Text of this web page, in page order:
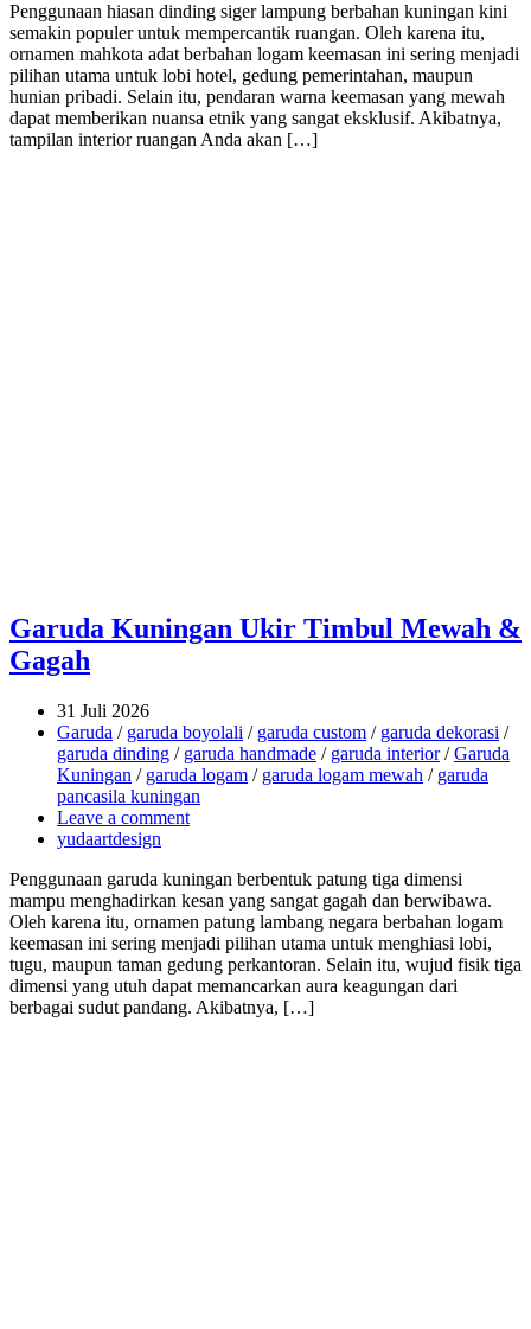
Penggunaan hiasan dinding siger lampung berbahan kuningan kini
semakin populer untuk mempercantik ruangan. Oleh karena itu,
ornamen mahkota adat berbahan logam keemasan ini sering menjadi
pilihan utama untuk lobi hotel, gedung pemerintahan, maupun
hunian pribadi. Selain itu, pendaran warna keemasan yang mewah
dapat memberikan nuansa etnik yang sangat eksklusif. Akibatnya,
tampilan interior ruangan Anda akan […]
Garuda Kuningan Ukir Timbul Mewah &
Gagah
31 Juli 2026
Garuda / garuda boyolali / garuda custom / garuda dekorasi /
garuda dinding / garuda handmade / garuda interior/Garuda
Kuningan / garuda logam / garuda logam mewah / garuda
pancasila kuningan
Leave a comment
yudaartdesign
Penggunaan garuda kuningan berbentuk patung tiga dimensi
mampu menghadirkan kesan yang sangat gagah dan berwibawa.
Oleh karena itu, ornamen patung lambang negara berbahan logam
keemasan ini sering menjadi pilihan utama untuk menghiasi lobi,
tugu, maupun taman gedung perkantoran. Selain itu, wujud fisik tiga
dimensi yang utuh dapat memancarkan aura keagungan dari
berbagai sudut pandang. Akibatnya, […]